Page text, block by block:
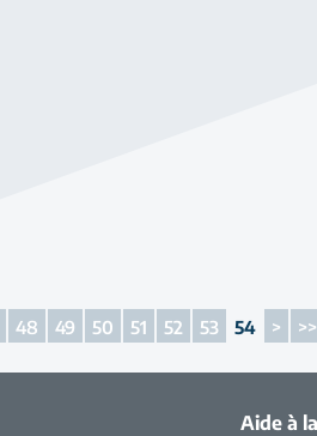
48 49 50 51 52 53 54 > >>
Aide à